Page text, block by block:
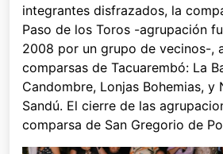
integrantes disfrazados, la
Paso de los Toros -agrupación
2008 por un grupo de vecinos-,
comparsas de Tacuarembó: La
Candombre, Lonjas Bohemias, y
Sandú. El cierre de las
comparsa de San Gregorio de